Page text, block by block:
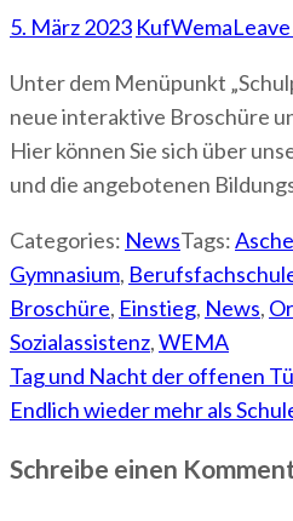
5. März 2023 KufWema
Unter dem Menüpunkt
neue interaktive Broschüre
Hier können Sie sich über
und die angebotenen
Categories: NewsTags:
Gymnasium,
Broschüre, Einstieg, News,
Sozialassistenz,WEMA
Beitragsnavigation
Tag und Nacht der offenen
Endlich wieder mehr als
Schreibe einen